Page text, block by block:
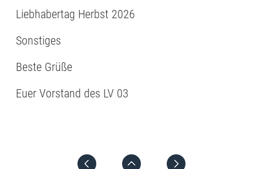
Liebhabertag Herbst 2026
Sonstiges
Beste Grüße
Euer Vorstand des LV 03